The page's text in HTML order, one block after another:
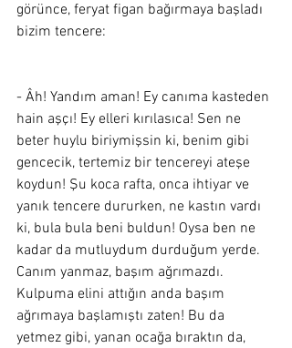
görünce, feryat figan bağırmaya başladı
bizim tencere:
- Âh! Yandım aman! Ey canıma kasteden
hain aşçı! Ey elleri kırılasıca! Sen ne
beter huylu biriymişsin ki, benim gibi
gencecik, tertemiz bir tencereyi ateşe
koydun! Şu koca rafta, onca ihtiyar ve
yanık tencere dururken, ne kastın vardı
ki, bula bula beni buldun! Oysa ben ne
kadar da mutluydum durduğum yerde.
Canım yanmaz, başım ağrımazdı.
Kulpuma elini attığın anda başım
ağrımaya başlamıştı zaten! Bu da
yetmez gibi, yanan ocağa bıraktın da,